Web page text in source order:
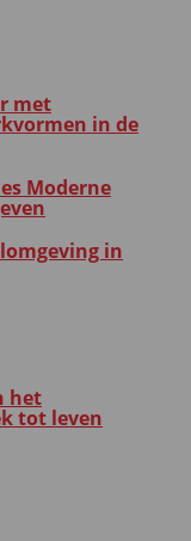
met
in de
Moderne
in
het
tot leven